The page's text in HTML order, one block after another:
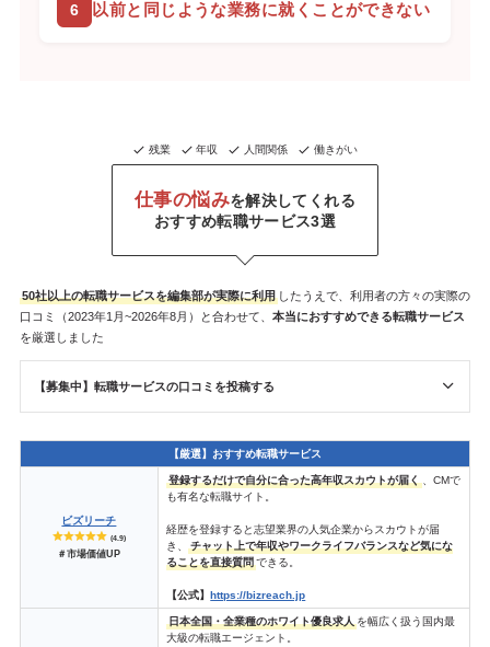
以前と同じような業務に就くことができない
残業 年収 人間関係 働きがい
仕事の悩みを解決してくれる
おすすめ転職サービス3選
50社以上の転職サービスを編集部が実際に利用したうえで、利用者の方々の実際の
口コミ（2023年1月~2026年8月）と合わせて、 本当におすすめできる転職サービス
を厳選しました
【募集中】転職サービスの口コミを投稿する
【厳選】おすすめ転職サービス
ビズリーチ
(4.9)
＃市場価値UP
登録するだけで自分に合った高年収スカウトが届く
、CMで
も有名な転職サイト。
経歴を登録すると志望業界の人気企業からスカウトが届
き、
チャット上で年収やワークライフバランスなど気にな
ることを直接質問 できる。
【公式】https://bizreach.jp
日本全国・全業種のホワイト優良求人 を幅広く扱う国内最
大級の転職エージェント。